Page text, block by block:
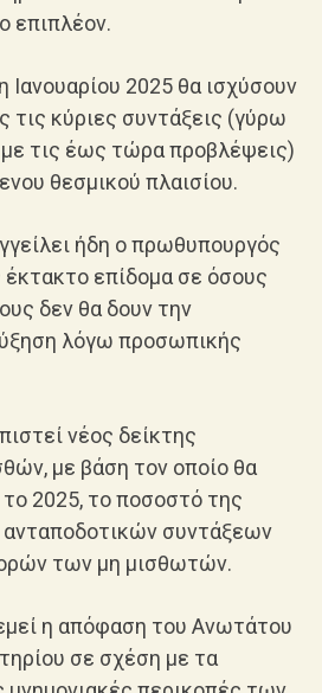
επιπλέον.
Ιανουαρίου 2025 θα ισχύσουν
τις κύριες συντάξεις (γύρω
τις έως τώρα προβλέψεις)
θεσμικού πλαισίου.
ήδη ο πρωθυπουργός
έκτακτο επίδομα σε όσους
δεν θα δουν την
λόγω προσωπικής
νέος δείκτης
με βάση τον οποίο θα
το 2025, το ποσοστό της
συντάξεων
των μη μισθωτών.
η απόφαση του Ανωτάτου
σε σχέση με τα